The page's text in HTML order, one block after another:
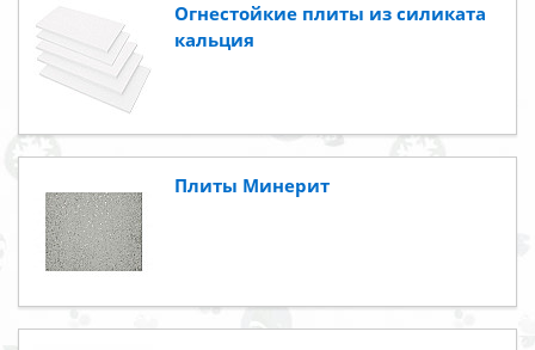
Огнестойкие плиты из силиката
кальция
Плиты Минерит